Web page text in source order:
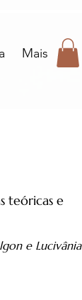
Mais
teóricas e
e Lucivânia